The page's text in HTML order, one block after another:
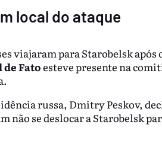
local do ataque
viajaram para Starobelsk após
Fatoesteve presente na
russa, Dmitry Peskov,
se deslocar a Starobelsk